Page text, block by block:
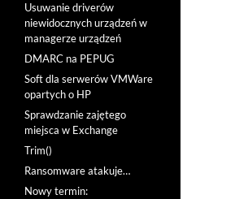
Usuwanie driverów
niewidocznych urządzeń w
managerze urządzeń
DMARC na PEPUG
Soft dla serwerów VMWare
opartych o HP
Sprawdzanie zajętego
miejsca w Exchange
Trim()
Ransomware atakuje…
Nowy termin: